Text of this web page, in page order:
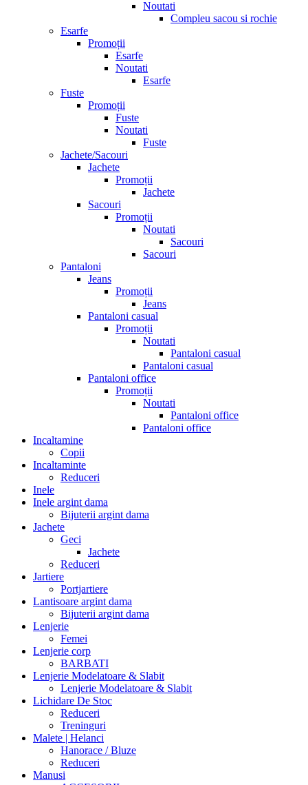
Noutati
Compleu sacou si rochie
Esarfe
Promoții
Esarfe
Noutati
Esarfe
Fuste
Promoții
Fuste
Noutati
Fuste
Jachete/Sacouri
Jachete
Promoții
Jachete
Sacouri
Promoții
Noutati
Sacouri
Sacouri
Pantaloni
Jeans
Promoții
Jeans
Pantaloni casual
Promoții
Noutati
Pantaloni casual
Pantaloni casual
Pantaloni office
Promoții
Noutati
Pantaloni office
Pantaloni office
Incaltamine
Copii
Incaltaminte
Reduceri
Inele
Inele argint dama
Bijuterii argint dama
Jachete
Geci
Jachete
Reduceri
Jartiere
Portjartiere
Lantisoare argint dama
Bijuterii argint dama
Lenjerie
Femei
Lenjerie corp
BARBATI
Lenjerie Modelatoare & Slabit
Lenjerie Modelatoare & Slabit
Lichidare De Stoc
Reduceri
Treninguri
Malete | Helanci
Hanorace / Bluze
Reduceri
Manusi